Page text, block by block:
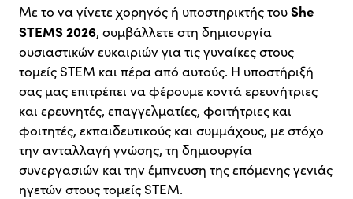
Με το να γίνετε χορηγός ή υποστηρικτής τουShe
STEMS 2026, συμβάλλετε στη δημιουργία
ουσιαστικών ευκαιριών για τις γυναίκες στους
τομείς STEM και πέρα από αυτούς. Η υποστήριξή
σας μας επιτρέπει να φέρουμε κοντά ερευνήτριες
και ερευνητές, επαγγελματίες, φοιτήτριες και
φοιτητές, εκπαιδευτικούς και συμμάχους, με στόχο
την ανταλλαγή γνώσης, τη δημιουργία
συνεργασιών και την έμπνευση της επόμενης γενιάς
ηγετών στους τομείς STEM.